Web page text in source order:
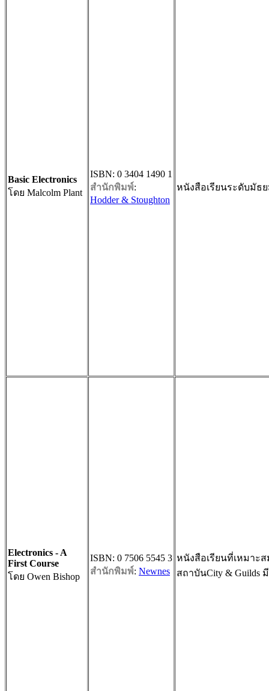
Basic Electronics
โดย Malcolm Plant
ISBN: 0 3404 1490 1
สำนักพิมพ์:
Hodder & Stoughton
หนังสือเรียนระดับมัธ
Electronics - A
First Course
โดย Owen Bishop
ISBN: 0 7506 5545 3
สำนักพิมพ์: Newnes
หนังสือเรียนที่เหมาะ
สถาบันCity & Guilds